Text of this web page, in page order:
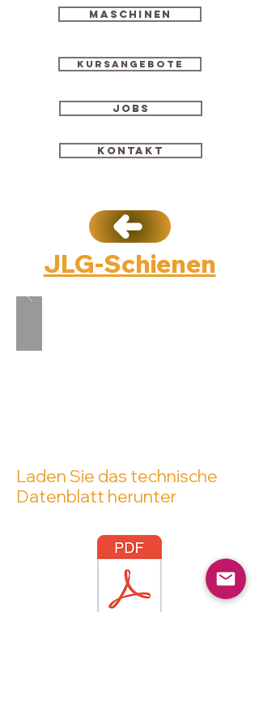
Maschinen
Kursangebote
Jobs
Kontakt
JLG-Schienen
Laden Sie das technische
Datenblatt herunter